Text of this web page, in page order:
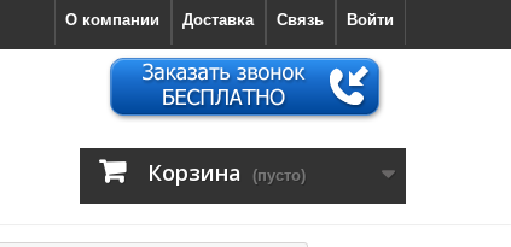
Войти
Связь
Доставка
О компании
Корзина (пусто)